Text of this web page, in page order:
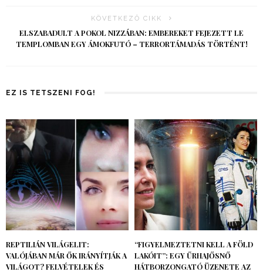
KÖVETKEZŐ CIKK
ELSZABADULT A POKOL NIZZÁBAN: EMBEREKET FEJEZETT LE
TEMPLOMBAN EGY ÁMOKFUTÓ – TERRORTÁMADÁS TÖRTÉNT!
EZ IS TETSZENI FOG!
REPTILIÁN VILÁGELIT:
VALÓJÁBAN MÁR ŐK IRÁNYÍTJÁK A
VILÁGOT? FELVÉTELEK ÉS
“FIGYELMEZTETNI KELL A FÖLD
LAKÓIT”: EGY ŰRHAJŐSNŐ
HÁTBORZONGATÓ ÜZENETE AZ